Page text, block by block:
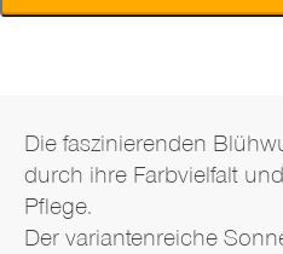
Die faszinierenden
durch ihre Farbvielfalt
Pflege.
Der variantenreiche